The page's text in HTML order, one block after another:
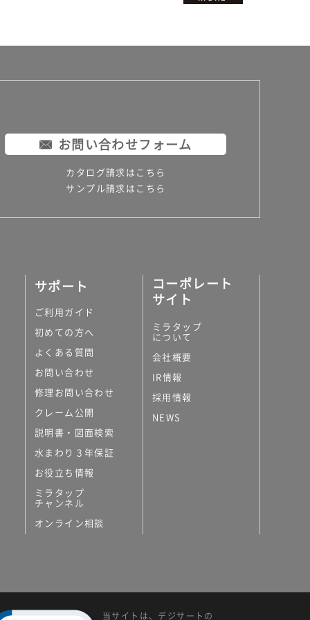
お問い合わせフォーム
カタログ請求はこちら
サンプル請求はこちら
サポート
ご利用ガイド
初めての方へ
よくある質問
お問い合わせ
修理お問い合わせ
クレーム公開
説明書・図面検索
水まわり３年保証
お役立ち情報
ミラタップ
チャンネル
オンライン相談
コーポレート
サイト
ミラタップ
について
会社概要
IR情報
採用情報
NEWS
当サイトは、デジサートの